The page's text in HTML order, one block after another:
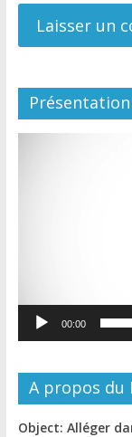
Présentation
00:00
A propos du
Object: Alléger